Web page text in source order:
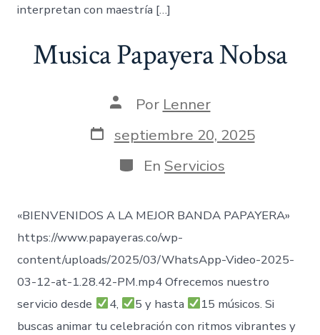
interpretan con maestría […]
Musica Papayera Nobsa
Autor
la
entrada
Por Lenner
Fecha
de
publicación
septiembre 20, 2025
Categorías
En Servicios
«BIENVENIDOS A LA MEJOR BANDA PAPAYERA»
https://www.papayeras.co/wp-
content/uploads/2025/03/WhatsApp-Video-2025-
03-12-at-1.28.42-PM.mp4 Ofrecemos nuestro
servicio desde
4, 5 y hasta
15 músicos. Si
buscas animar tu celebración con ritmos vibrantes y